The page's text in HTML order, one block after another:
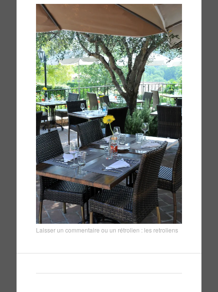
Laisser un commentaire ou un rétrolien : les retroliens